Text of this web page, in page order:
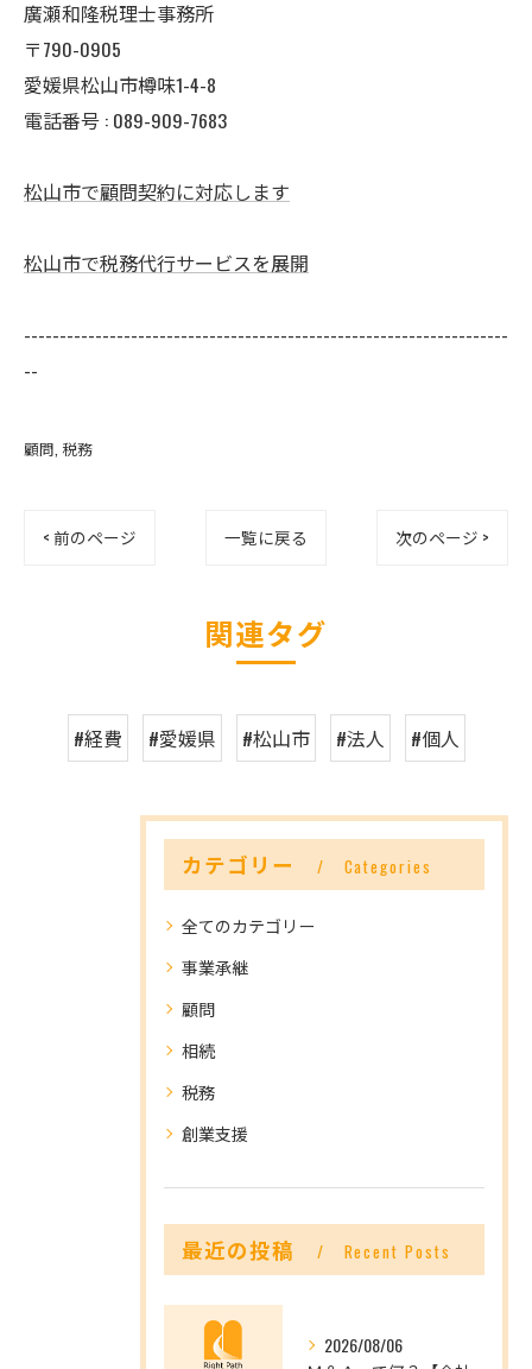
廣瀬和隆税理士事務所
〒790-0905
愛媛県松山市樽味1-4-8
電話番号 : 089-909-7683
松山市で顧問契約に対応します
松山市で税務代行サービスを展開
--------------------------------------------------------------------
--
顧問 税務
< 前のページ 一覧に戻る 次のページ >
関連タグ
#経費 #愛媛県 #松山市 #法人 #個人
カテゴリー Categories
全てのカテゴリー
事業承継
顧問
相続
税務
創業支援
最近の投稿 Recent Posts
2026/08/06